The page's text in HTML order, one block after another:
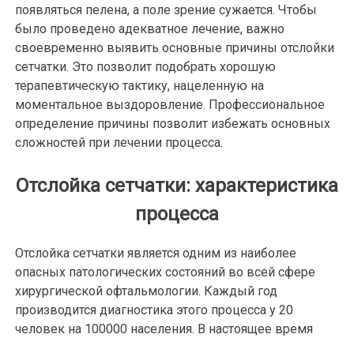
появляться пелена, а поле зрение сужается. Чтобы
было проведено адекватное лечение, важно
своевременно выявить основные причины отслойки
сетчатки. Это позволит подобрать хорошую
терапевтическую тактику, нацеленную на
моментальное выздоровление. Профессиональное
определение причины позволит избежать основных
сложностей при лечении процесса.
Отслойка сетчатки: характеристика
процесса
Отслойка сетчатки является одним из наиболее
опасных патологических состояний во всей сфере
хирургической офтальмологии. Каждый год
производится диагностика этого процесса у 20
человек на 100000 населения. В настоящее время